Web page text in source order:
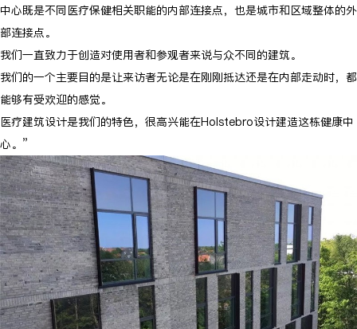
中心既是不同医疗保健相关职能的内部连接点，也是城市和区域整体的外
部连接点。
我们一直致力于创造对使用者和参观者来说与众不同的建筑。
我们的一个主要目的是让来访者无论是在刚刚抵达还是在内部走动时，都
能够有受欢迎的感觉。
医疗建筑设计是我们的特色，很高兴能在Holstebro设计建造这栋健康中
心。”